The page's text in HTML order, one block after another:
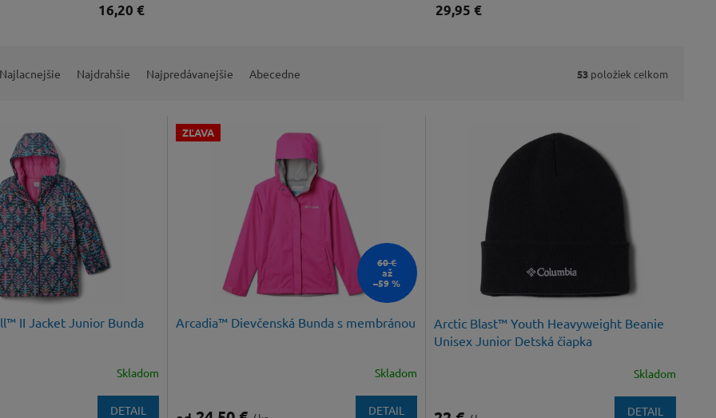
16,20 € 29,95 €
Najlacnejšie Najdrahšie Najpredávanejšie Abecedne 53položiek celkom
II Jacket Junior Bunda
Skladom
DETAIL
ZĽAVA
60 €
až
–59 %
Arcadia™ Dievčenská Bunda s membránou
Skladom
DETAIL
Arctic Blast™ Youth Heavyweight Beanie
Unisex Junior Detská čiapka
Skladom
DETAIL